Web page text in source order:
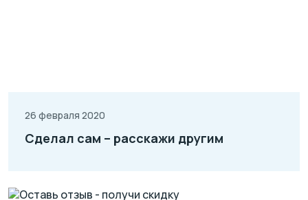
26 февраля 2020
Сделал сам – расскажи другим